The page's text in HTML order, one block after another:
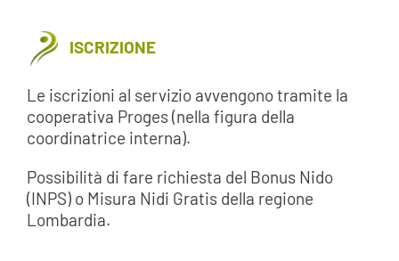
ISCRIZIONE
Le iscrizioni al servizio avvengono tramite la
cooperativa Proges (nella figura della
coordinatrice interna).
Possibilità di fare richiesta del Bonus Nido
(INPS) o Misura Nidi Gratis della regione
Lombardia.